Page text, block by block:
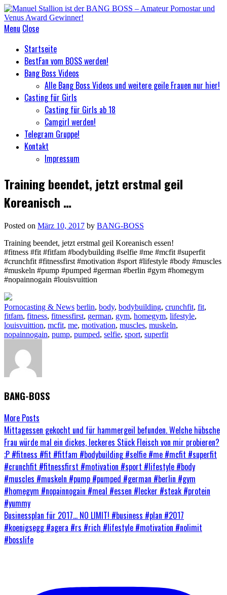
Menu Close
Startseite
BestFan vom BOSS werden!
Bang Boss Videos
Alle Bang Boss Videos und weitere geile Frauen nur hier!
Casting für Girls
Casting für Girls ab 18
Camgirl werden!
Telegram Gruppe!
Kontakt
Impressum
Training beendet, jetzt erstmal geil
Koreanisch …
Posted on März 10, 2017 by BANG-BOSS
Training beendet, jetzt erstmal geil Koreanisch essen!
#fitness #fit #fitfam #bodybuilding #selfie #me #mcfit #superfit
#crunchfit #fitnessfirst #motivation #sport #lifestyle #body #muscles
#muskeln #pump #pumped #german #berlin #gym #homegym
#nopainnogain #louisvuittion
Pornocasting & News berlin, body, bodybuilding, crunchfit, fit,
fitfam, fitness, fitnessfirst, german, gym, homegym, lifestyle,
louisvuittion, mcfit, me, motivation, muscles, muskeln,
nopainnogain, pump, pumped, selfie, sport, superfit
BANG-BOSS
More Posts
Post
navigation
Mittagessen gekocht und für hammergeil befunden. Welche hübsche
Frau würde mal ein dickes, leckeres Stück Fleisch von mir probieren?
;P #fitness #fit #fitfam #bodybuilding #selfie #me #mcfit #superfit
#crunchfit #fitnessfirst #motivation #sport #lifestyle #body
#muscles #muskeln #pump #pumped #german #berlin #gym
#homegym #nopainnogain #meal #essen #lecker #steak #protein
#yummy
Businessplan für 2017… NO LIMIT! #business #plan #2017
#koenigsegg #agera #rs #rich #lifestyle #motivation #nolimit
#bosslife